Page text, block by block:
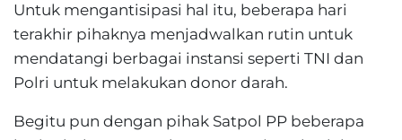
Untuk mengantisipasi hal itu, beberapa hari
terakhir pihaknya menjadwalkan rutin untuk
mendatangi berbagai instansi seperti TNI dan
Polri untuk melakukan donor darah.
Begitu pun dengan pihak Satpol PP beberapa